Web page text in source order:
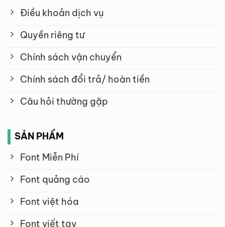
Điều khoản dịch vụ
Quyền riêng tư
Chính sách vận chuyển
Chính sách đổi trả/ hoàn tiền
Câu hỏi thường gặp
SẢN PHẨM
Font Miễn Phí
Font quảng cáo
Font việt hóa
Font viết tay